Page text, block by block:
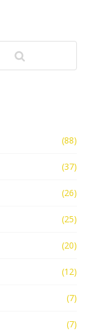
(88)
(37)
(26)
(25)
(20)
(12)
(7)
(7)